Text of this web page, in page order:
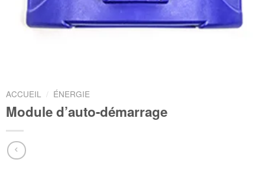
ACCUEIL / ÉNERGIE
Module d’auto-démarrage